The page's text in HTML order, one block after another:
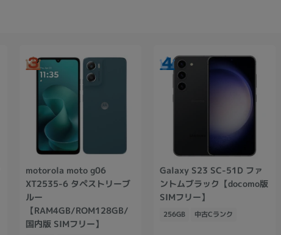
motorola moto g06
XT2535-6 タペストリーブ
ルー
【RAM4GB/ROM128GB/
国内版 SIMフリー】
Galaxy S23 SC-51D ファ
ントムブラック【docomo版
SIMフリー】
256GB 中古Cランク